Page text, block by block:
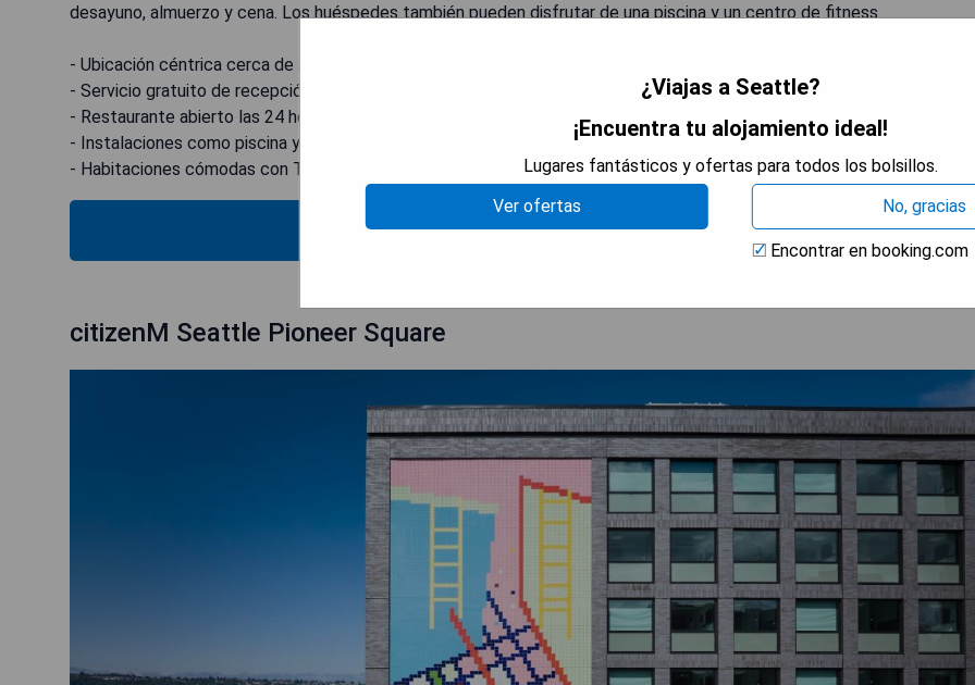
desayuno, almuerzo y cena. Los huéspedes también pueden disfrutar de una piscina y un centro de fitness.
- Ubicación céntrica cerca de atracciones importantes.
- Servicio gratuito de recepción por la noche.
- Restaurante abierto las 24 horas con variedad de opciones.
- Instalaciones como piscina y gimnasio disponibles.
- Habitaciones cómodas con TV de pantalla plana y espacios de descanso.
MOSTRAR PRECIOS
citizenM Seattle Pioneer Square
¿Viajas a Seattle?
¡Encuentra tu alojamiento ideal!
Lugares fantásticos y ofertas para todos los bolsillos.
Ver ofertas
No, gracias
Encontrar en booking.com